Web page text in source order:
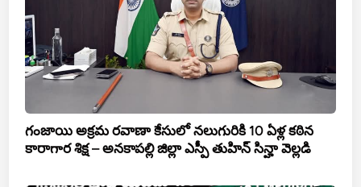
గంజాయి అక్రమ రవాణా కేసులో నలుగురికి 10 ఏళ్ల కఠిన
కారాగార శిక్ష – అనకాపల్లి జిల్లా ఎస్పీ తుహిన్ సిన్హా వెల్లడి